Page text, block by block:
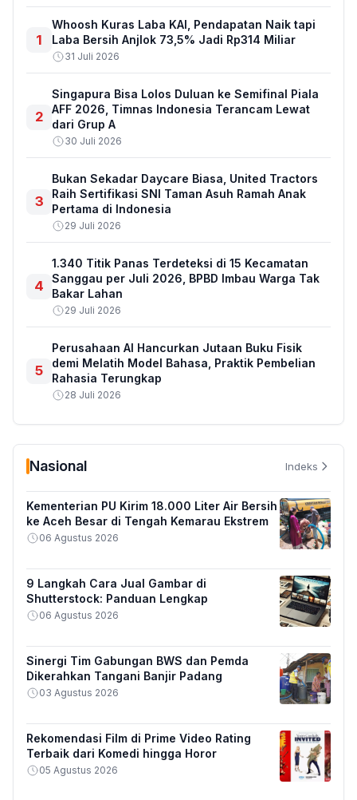
1
Whoosh Kuras Laba KAI, Pendapatan Naik tapi
Laba Bersih Anjlok 73,5% Jadi Rp314 Miliar
31 Juli 2026
2
Singapura Bisa Lolos Duluan ke Semifinal Piala
AFF 2026, Timnas Indonesia Terancam Lewat
dari Grup A
30 Juli 2026
3
Bukan Sekadar Daycare Biasa, United Tractors
Raih Sertifikasi SNI Taman Asuh Ramah Anak
Pertama di Indonesia
29 Juli 2026
4
1.340 Titik Panas Terdeteksi di 15 Kecamatan
Sanggau per Juli 2026, BPBD Imbau Warga Tak
Bakar Lahan
29 Juli 2026
5
Perusahaan AI Hancurkan Jutaan Buku Fisik
demi Melatih Model Bahasa, Praktik Pembelian
Rahasia Terungkap
28 Juli 2026
Nasional Indeks
Kementerian PU Kirim 18.000 Liter Air Bersih
ke Aceh Besar di Tengah Kemarau Ekstrem
06 Agustus 2026
9 Langkah Cara Jual Gambar di
Shutterstock: Panduan Lengkap
06 Agustus 2026
Sinergi Tim Gabungan BWS dan Pemda
Dikerahkan Tangani Banjir Padang
03 Agustus 2026
Rekomendasi Film di Prime Video Rating
Terbaik dari Komedi hingga Horor
05 Agustus 2026